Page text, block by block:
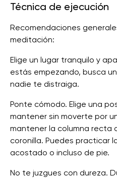
Técnica de ejecución
Recomendaciones
meditación:
Elige un lugar tranquilo y
estás empezando, busca
nadie te distraiga.
Ponte cómodo. Elige una
mantener sin moverte por
mantener la columna recta
coronilla. Puedes practicar
acostado o incluso de pie.
No te juzgues con dureza.